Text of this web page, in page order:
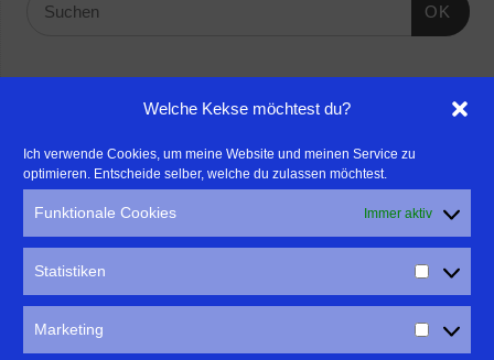
Welche Kekse möchtest du?
Ich verwende Cookies, um meine Website und meinen Service zu
optimieren. Entscheide selber, welche du zulassen möchtest.
Funktionale Cookies Immer aktiv
Statistiken
Marketing
OK
- Für professionelle Fotografen, die ihre Stärken mehr in den
Fokus rücken wollen, empfehle ich eine Beratung durch Frau
Dr. Martina Mettner